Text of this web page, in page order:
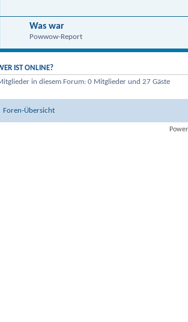
Was war
Powwow-Report
IST ONLINE?
in diesem Forum: 0 Mitglieder und 27 Gäste
Foren-Übersicht